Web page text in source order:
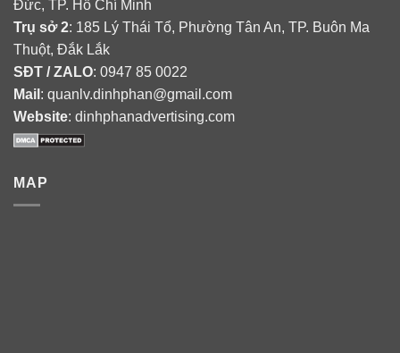
Đức, TP. Hồ Chí Minh
Trụ sở 2: 185 Lý Thái Tổ, Phường Tân An, TP. Buôn Ma
Thuột, Đắk Lắk
SĐT / ZALO: 0947 85 0022
Mail : quanlv.dinhphan@gmail.com
Website: dinhphanadvertising.com
MAP